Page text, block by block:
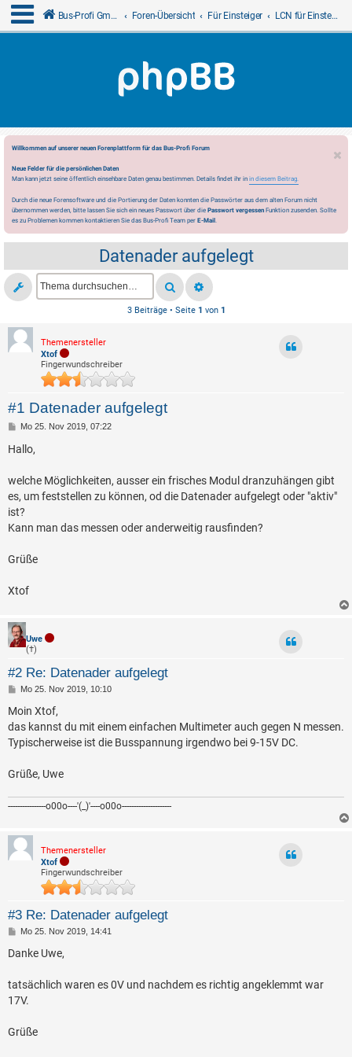
Bus-Profi GmbH Foren-Übersicht Für Einsteiger LCN für Einsteiger
Willkommen auf unserer neuen Forenplattform für das Bus-Profi Forum
Neue Felder für die persönlichen Daten
Man kann jetzt seine öffentlich einsehbare Daten genau bestimmen. Details findet ihr in in diesem Beitrag.
Durch die neue Forensoftware und die Portierung der Daten konnten die Passwörter aus dem alten Forum nicht
übernommen werden, bitte lassen Sie sich ein neues Passwort über die Passwort vergessen Funktion zusenden. Sollte
es zu Problemen kommen kontaktieren Sie das Bus-Profi Team per E-Mail.
Datenader aufgelegt
3 Beiträge • Seite 1 von 1
Themenersteller
Xtof
Fingerwundschreiber
#1 Datenader aufgelegt
B
i
t
a
g
Mo 25. Nov 2019, 07:22
Hallo,
welche Möglichkeiten, ausser ein frisches Modul dranzuhängen gibt
es, um feststellen zu können, od die Datenader aufgelegt oder "aktiv"
ist?
Kann man das messen oder anderweitig rausfinden?
Grüße
Xtof
Uwe
(†)
#2 Re: Datenader aufgelegt
B
i
r
a
g
Mo 25. Nov 2019, 10:10
Moin Xtof,
das kannst du mit einem einfachen Multimeter auch gegen N messen.
Typischerweise ist die Busspannung irgendwo bei 9-15V DC.
Grüße, Uwe
----------------o00o----'(_)'----o00o---------------------
Themenersteller
Xtof
Fingerwundschreiber
#3 Re: Datenader aufgelegt
B
i
a
g
Mo 25. Nov 2019, 14:41
Danke Uwe,
tatsächlich waren es 0V und nachdem es richtig angeklemmt war
17V.
Grüße